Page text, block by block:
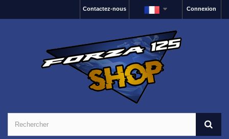
Connexion
Contactez-nous